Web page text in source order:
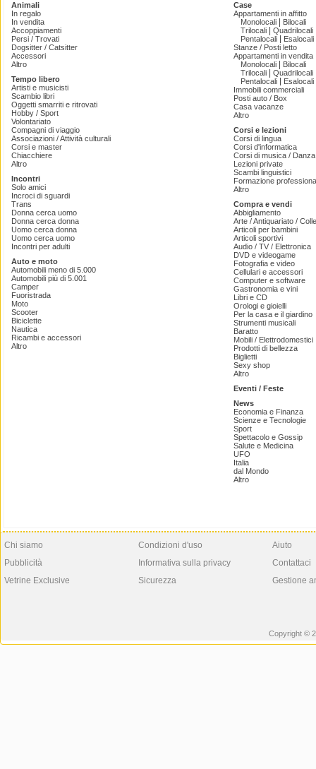
Animali
In regalo
In vendita
Accoppiamenti
Persi / Trovati
Dogsitter / Catsitter
Accessori
Altro
Tempo libero
Artisti e musicisti
Scambio libri
Oggetti smarriti e ritrovati
Hobby / Sport
Volontariato
Compagni di viaggio
Associazioni / Attività culturali
Corsi e master
Chiacchiere
Altro
Incontri
Solo amici
Incroci di sguardi
Trans
Donna cerca uomo
Donna cerca donna
Uomo cerca donna
Uomo cerca uomo
Incontri per adulti
Auto e moto
Automobili meno di 5.000
Automobili più di 5.001
Camper
Fuoristrada
Moto
Scooter
Biciclette
Nautica
Ricambi e accessori
Altro
Case
Appartamenti in affitto
Monolocali
Bilocali
Trilocali
Quadrilocali
Pentalocali
Esalocali
Stanze / Posti letto
Appartamenti in vendita
Monolocali
Bilocali
Trilocali
Quadrilocali
Pentalocali
Esalocali
Immobili commerciali
Posti auto / Box
Casa vacanze
Altro
Corsi e lezioni
Corsi di lingua
Corsi d'informatica
Corsi di musica /
Lezioni private
Scambi linguistici
Formazione
Altro
Compra e vendi
Abbigliamento
Arte / Antiquariato /
Articoli per bambini
Articoli sportivi
Audio / TV / Elettronica
DVD e videogame
Fotografia e video
Cellulari e accessori
Computer e software
Gastronomia e vini
Libri e CD
Orologi e gioielli
Per la casa e il giardino
Strumenti musicali
Baratto
Mobili / Elettrodomestici
Prodotti di bellezza
Biglietti
Sexy shop
Altro
Eventi / Feste
News
Economia e Finanza
Scienze e Tecnologie
Sport
Spettacolo e Gossip
Salute e Medicina
UFO
Italia
dal Mondo
Altro
Chi siamo
Pubblicità
Vetrine Exclusive
Condizioni d'uso
Informativa sulla privacy
Sicurezza
Aiuto
Contattaci
Gestione
Copyright ©